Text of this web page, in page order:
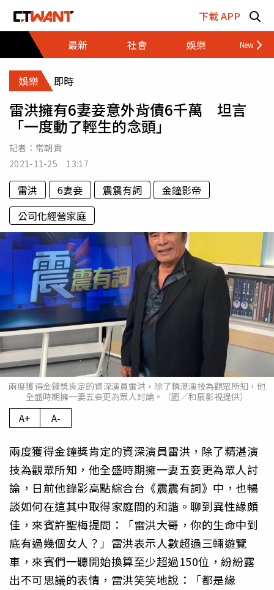
下載 APP
最新
社會 娛樂 財經
娛樂 即時
雷洪擁有6妻妾意外背債6千萬 坦言
「一度動了輕生的念頭」
記者： 常朝貴
2021-11-25 13:17
雷洪 6妻妾 震震有詞
金鐘影帝
公司化經營家庭
兩度獲得金鐘獎肯定的資深演員雷洪，除了精湛演技為觀眾所知，他
全盛時期擁一妻五妾更為眾人討論。（圖／和展影視提供）
A+ A-
兩度獲得金鐘獎肯定的資深演員雷洪，除了精湛演
技為觀眾所知，他全盛時期擁一妻五妾更為眾人討
論，日前他錄影高點綜合台《震震有詞》中，也暢
談如何在這其中取得家庭間的和諧。聊到異性緣頗
佳，來賓許聖梅提問：「雷洪大哥，你的生命中到
底有過幾個女人？」雷洪表示人數超過三輛遊覽
車，來賓們一聽開始換算至少超過150位，紛紛露
出不可思議的表情，雷洪笑笑地說：「都是緣